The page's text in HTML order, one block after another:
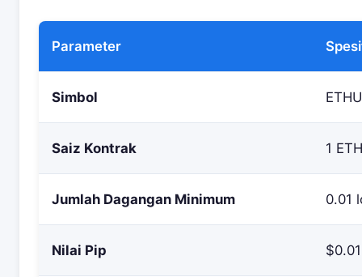
Parameter
Simbol
Saiz Kontrak 1
Jumlah Dagangan Minimum 0.01
Nilai Pip